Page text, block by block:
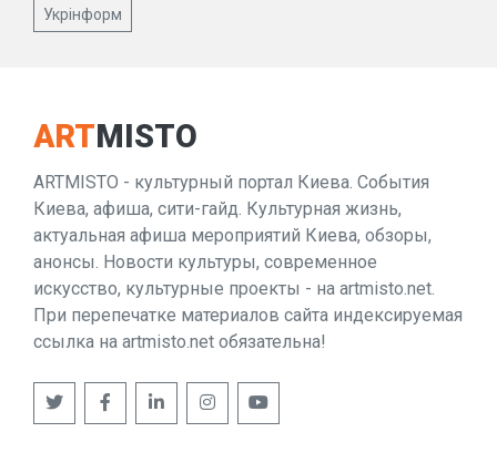
Укрінформ
ARTMISTO
ARTMISTO - культурный портал Киева. События
Киева, афиша, сити-гайд. Культурная жизнь,
актуальная афиша мероприятий Киева, обзоры,
анонсы. Новости культуры, современное
искусство, культурные проекты - на artmisto.net.
При перепечатке материалов сайта индексируемая
ссылка на artmisto.net обязательна!